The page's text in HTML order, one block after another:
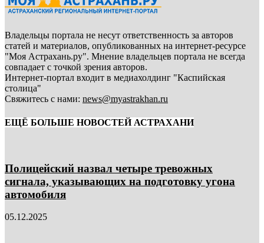
Владельцы портала не несут ответственность за авторов
статей и материалов, опубликованных на интернет-ресурсе
"Моя Астрахань.ру". Мнение владельцев портала не всегда
совпадает с точкой зрения авторов.
Интернет-портал входит в медиахолдинг "Каспийская
столица"
Свяжитесь с нами: news@myastrakhan.ru
ЕЩЁ БОЛЬШЕ НОВОСТЕЙ АСТРАХАНИ
Полицейский назвал четыре тревожных
сигнала, указывающих на подготовку угона
автомобиля
05.12.2025